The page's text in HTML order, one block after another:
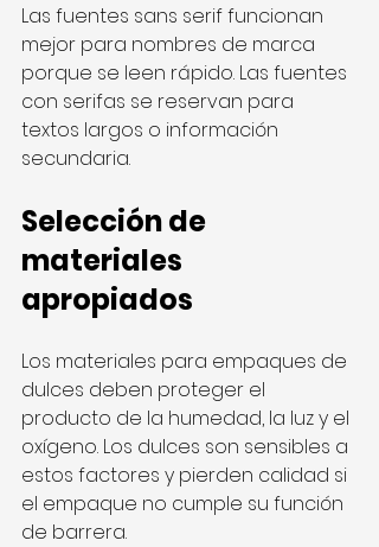
Las fuentes sans serif funcionan
mejor para nombres de marca
porque se leen rápido. Las fuentes
con serifas se reservan para
textos largos o información
secundaria.
Selección de
materiales
apropiados
Los materiales para empaques de
dulces deben proteger el
producto de la humedad, la luz y el
oxígeno. Los dulces son sensibles a
estos factores y pierden calidad si
el empaque no cumple su función
de barrera.